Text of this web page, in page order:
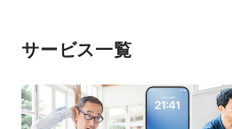
サービス一覧